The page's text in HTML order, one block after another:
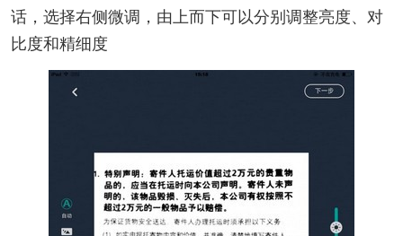
话，选择右侧微调，由上而下可以分别调整亮度、对
比度和精细度